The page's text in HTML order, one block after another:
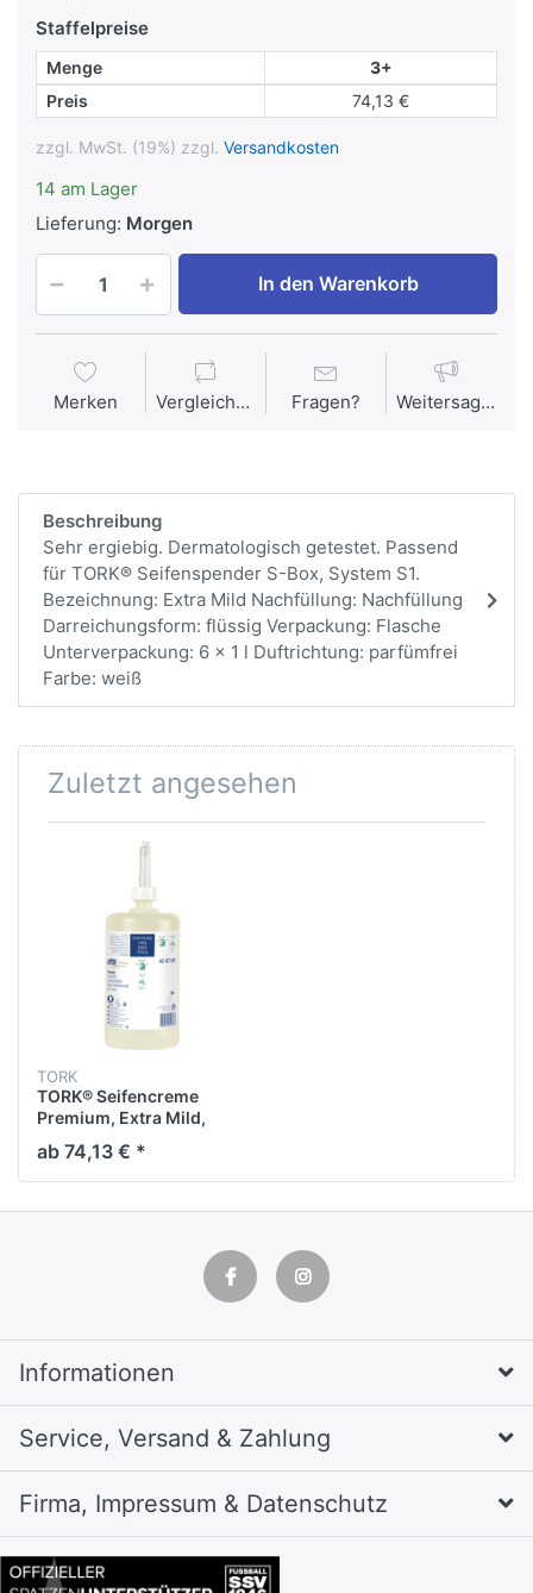
Staffelpreise
Menge
3+
Preis
74,13 €
zzgl. MwSt. (19%) zzgl. Versandkosten
14 am Lager
Lieferung: Morgen
In den Warenkorb
Merken Vergleichen Fragen? Weitersagen
Beschreibung
Sehr ergiebig. Dermatologisch getestet. Passend
für TORK® Seifenspender S-Box, System S1.
Bezeichnung: Extra Mild Nachfüllung: Nachfüllung
Darreichungsform: flüssig Verpackung: Flasche
Unterverpackung: 6 x 1 l Duftrichtung: parfümfrei
Farbe: weiß
Zuletzt angesehen
TORK
TORK® Seifencreme
Premium, Extra Mild,
flüssig, 6 x 1 l, parfümfrei,
weiß (6 l)
ab 74,13 € *
Informationen
Service, Versand & Zahlung
Firma, Impressum & Datenschutz